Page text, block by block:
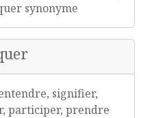
synonyme
signifier,
participer, prendre